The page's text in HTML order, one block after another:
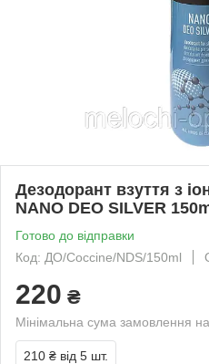
Дезодорант взуття з
NANO DEO SILVER
Готово до відправки
Код: ДО/Coccine/NDS/150ml
220 ₴
Мінімальна сума замовлення
210 ₴ від 5 шт.